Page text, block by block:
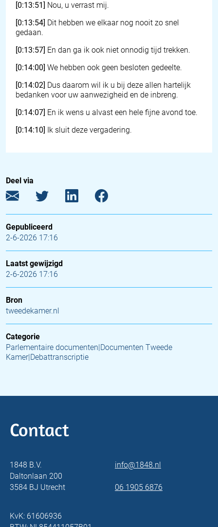
[0:13:51] Nou, u verrast mij.
[0:13:54] Dit hebben we elkaar nog nooit zo snel
gedaan.
[0:13:57] En dan ga ik ook niet onnodig tijd trekken.
[0:14:00] We hebben ook geen besloten gedeelte.
[0:14:02] Dus daarom wil ik u bij deze allen hartelijk
bedanken voor uw aanwezigheid en de inbreng.
[0:14:07] En ik wens u alvast een hele fijne avond toe.
[0:14:10] Ik sluit deze vergadering.
Deel via
Gepubliceerd
2-6-2026 17:16
Laatst gewijzigd
2-6-2026 17:16
Bron
tweedekamer.nl
Categorie
Parlementaire documenten|Documenten Tweede
Kamer|Debattranscriptie
Contact
1848 B.V.
Daltonlaan 200
3584 BJ Utrecht
info@1848.nl
06 1905 6876
KvK: 61606936